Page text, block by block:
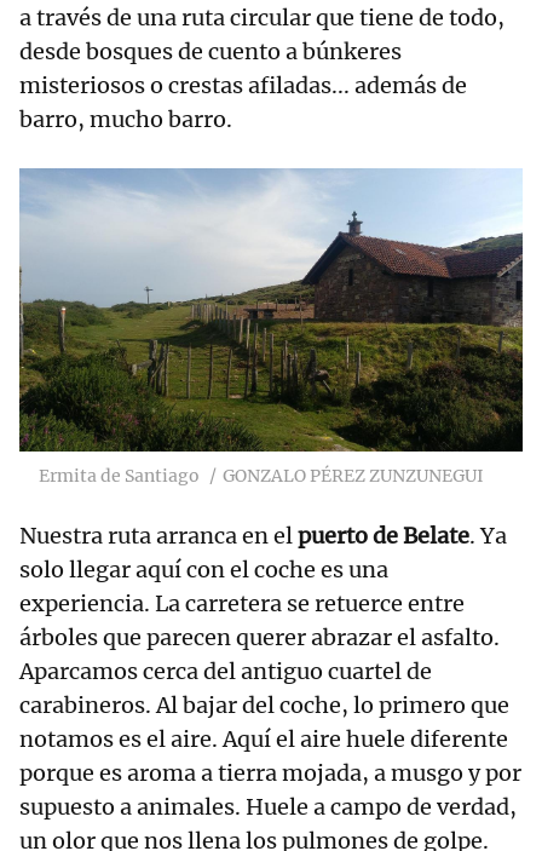
a través de una ruta circular que tiene de todo,
desde bosques de cuento a búnkeres
misteriosos o crestas afiladas... además de
barro, mucho barro.
Ermita de Santiago GONZALO PÉREZ ZUNZUNEGUI
Nuestra ruta arranca en elpuerto de Belate. Ya
solo llegar aquí con el coche es una
experiencia. La carretera se retuerce entre
árboles que parecen querer abrazar el asfalto.
Aparcamos cerca del antiguo cuartel de
carabineros. Al bajar del coche, lo primero que
notamos es el aire. Aquí el aire huele diferente
porque es aroma a tierra mojada, a musgo y por
supuesto a animales. Huele a campo de verdad,
un olor que nos llena los pulmones de golpe.